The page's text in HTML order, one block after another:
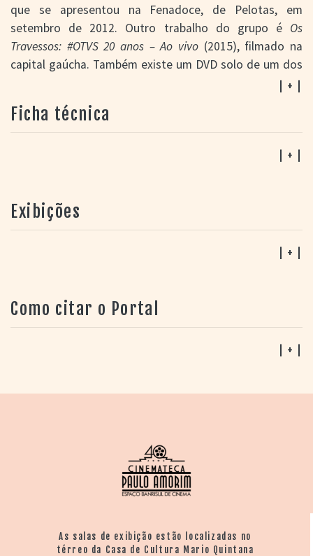
que se apresentou na Fenadoce, de Pelotas, em
setembro de 2012. Outro trabalho do grupo é Os
Travessos: #OTVS 20 anos – Ao vivo (2015), filmado na
capital gaúcha. Também existe um DVD solo de um dos
Rodriguinho: Uma História assim III
– Ao vivo em Porto Alegre
participação deste artista em outros títulos.
| + |
Ficha técnica
| + |
Exibições
| + |
Como citar o Portal
| + |
As salas de exibição estão localizadas no
térreo da Casa de Cultura Mario Quintana